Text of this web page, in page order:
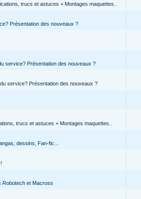
trucs et astuces + Montages maquettes..
Présentation des nouveaux ?
service? Présentation des nouveaux ?
service? Présentation des nouveaux ?
trucs et astuces + Montages maquettes..
dessins, Fan-fic...
Robotech et Macross